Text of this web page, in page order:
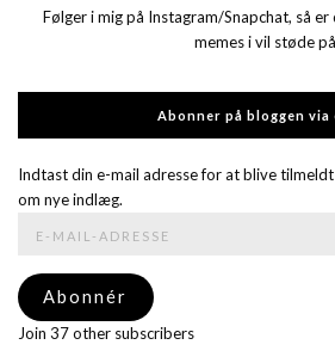
Følger i mig på Instagram/Snapchat, så
memes i vil støde
Abonner på bloggen via
Indtast din e-mail adresse for at blive
om nye indlæg.
adresse
Abonnér
Join 37 other subscribers